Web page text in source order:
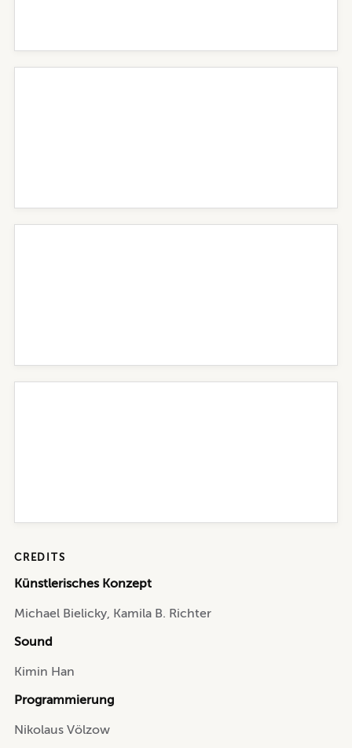
CREDITS
Künstlerisches Konzept
Michael Bielicky, Kamila B. Richter
Sound
Kimin Han
Programmierung
Nikolaus Völzow